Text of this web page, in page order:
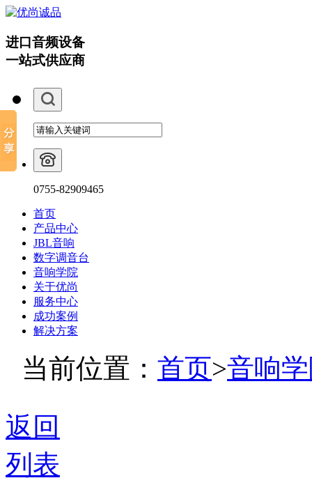
进口音频设备
一站式供应商
0755-82909465
首页
产品中心
JBL音响
数字调音台
音响学院
关于优尚
服务中心
成功案例
解决方案
当前位置： 首页>音响
返回
列表